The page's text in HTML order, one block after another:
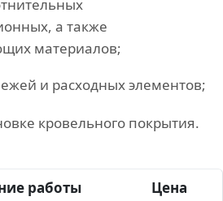
а также
материалов;
и расходных элементов;
кровельного покрытия.
работы
Цена